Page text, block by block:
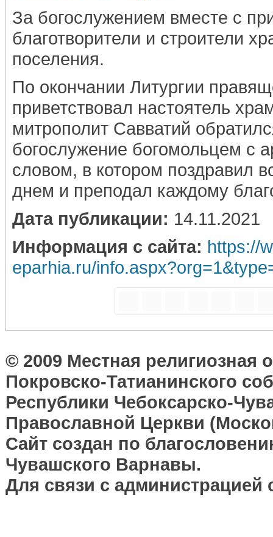
За богослужением вместе с
благотворители и строители
поселения.
По окончании Литургии
приветствовал настоятель
митрополит Савватий
богослужение богомольцем с
словом, в котором поздравил
днем и преподал каждому
Дата публикации: 14.11.2021
Информация с сайта: https://
eparhia.ru/
© 2009 Местная религиозная
Покровско-Татианинского
Республики Чебоксарско-
Православной Церкви
Сайт создан по
Чувашского Варнавы.
Для связи с администрацией